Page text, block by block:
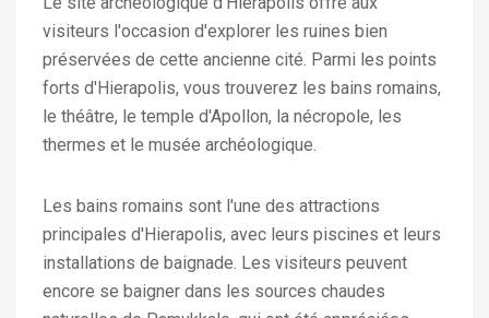
visiteurs l'occasion d'explorer les ruines bien
préservées de cette ancienne cité. Parmi les points
forts d'Hierapolis, vous trouverez les bains romains,
le théâtre, le temple d'Apollon, la nécropole, les
thermes et le musée archéologique.
Les bains romains sont l'une des attractions
principales d'Hierapolis, avec leurs piscines et leurs
installations de baignade. Les visiteurs peuvent
encore se baigner dans les sources chaudes